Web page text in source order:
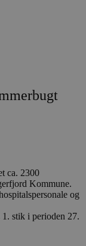
ca. 2300
Kommune.
og
stik i perioden 27.